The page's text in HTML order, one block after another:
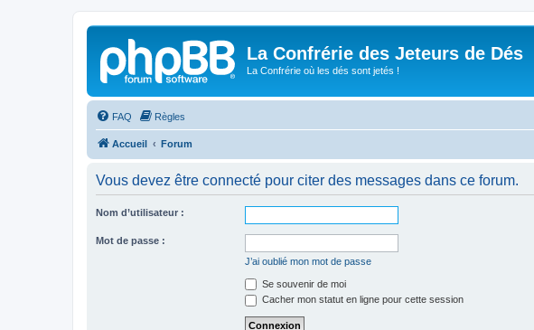
La Confrérie des Jeteurs de Dés
La Confrérie où les dés sont jetés !
FAQ Règles
Accueil Forum
Vous devez être connecté pour citer des messages dans ce forum.
Nom d’utilisateur :
Mot de passe :
J’ai oublié mon mot de passe
Se souvenir de moi
Cacher mon statut en ligne pour cette session